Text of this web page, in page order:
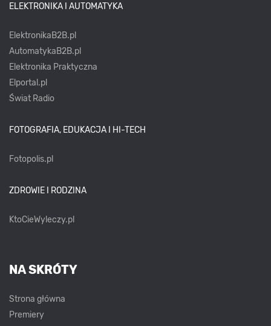
ELEKTRONIKA I AUTOMATYKA
ElektronikaB2B.pl
AutomatykaB2B.pl
Elektronika Praktyczna
Elportal.pl
Świat Radio
FOTOGRAFIA, EDUKACJA I HI-TECH
Fotopolis.pl
ZDROWIE I RODZINA
KtoCieWyleczy.pl
NA SKRÓTY
Strona główna
Premiery